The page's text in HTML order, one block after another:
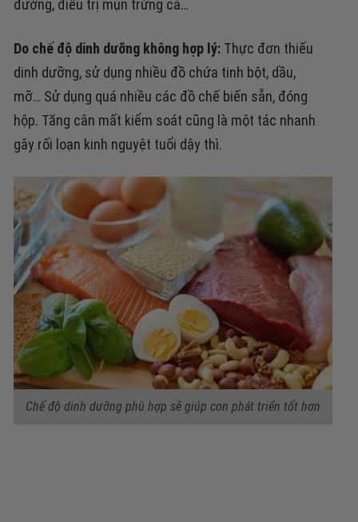
đường, điều trị mụn trứng cá…
Do chế độ dinh dưỡng không hợp lý: Thực đơn thiếu
dinh dưỡng, sử dụng nhiều đồ chứa tinh bột, dầu,
mỡ… Sử dụng quá nhiều các đồ chế biến sẵn, đóng
hộp. Tăng cân mất kiểm soát cũng là một tác nhanh
gây rối loạn kinh nguyệt tuổi dậy thì.
Chế độ dinh dưỡng phù hợp sẽ giúp con phát triển tốt hơn